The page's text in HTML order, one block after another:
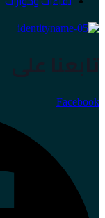
تابعنا على
Facebook